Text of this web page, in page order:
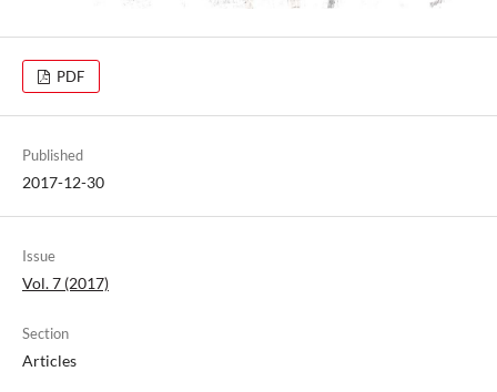
PDF
Published
2017-12-30
Issue
Vol. 7 (2017)
Section
Articles